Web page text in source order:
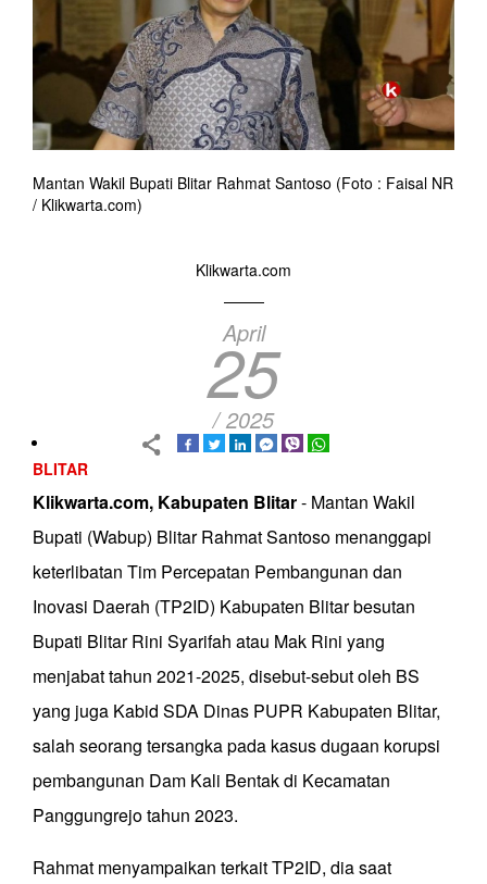
Mantan Wakil Bupati Blitar Rahmat Santoso (Foto : Faisal NR
/ Klikwarta.com)
Klikwarta.com
April
25
/ 2025
BLITAR
Klikwarta.com, Kabupaten Blitar- Mantan Wakil
Bupati (Wabup) Blitar Rahmat Santoso menanggapi
keterlibatan Tim Percepatan Pembangunan dan
Inovasi Daerah (TP2ID) Kabupaten Blitar besutan
Bupati Blitar Rini Syarifah atau Mak Rini yang
menjabat tahun 2021-2025, disebut-sebut oleh BS
yang juga Kabid SDA Dinas PUPR Kabupaten Blitar,
salah seorang tersangka pada kasus dugaan korupsi
pembangunan Dam Kali Bentak di Kecamatan
Panggungrejo tahun 2023.
Rahmat menyampaikan terkait TP2ID, dia saat